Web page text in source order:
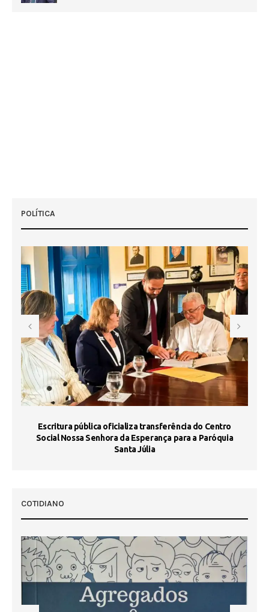
POLÍTICA
Escritura pública oficializa transferência do Centro
Social Nossa Senhora da Esperança para a Paróquia
Santa Júlia
COTIDIANO